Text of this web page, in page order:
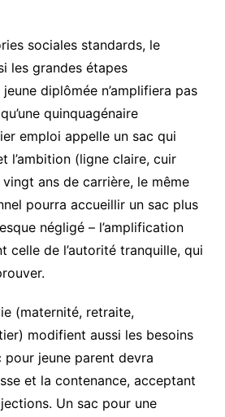
sociales standards, le
les grandes étapes
diplômée n’amplifiera pas
quinquagénaire
emploi appelle un sac qui
l’ambition (ligne claire, cuir
ans de carrière, le même
pourra accueillir un sac plus
négligé – l’amplification
celle de l’autorité tranquille, qui
(maternité, retraite,
modifient aussi les besoins
jeune parent devra
et la contenance, acceptant
Un sac pour une